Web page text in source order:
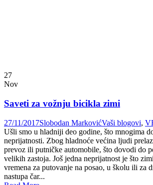
27
Nov
Saveti za vožnju bicikla zimi
27/11/2017Slobodan MarkovićVaši blogovi,
Ušli smo u hladniji deo godine, što mnogima
neprijatnosti. Zbog hladnoće većina ljudi
prevoz ili putničke automobile, što dovodi do
velikih zastoja. Još jedna neprijatnost je što
vremena za putovanje na posao, u školu ili za
nastupa čar...